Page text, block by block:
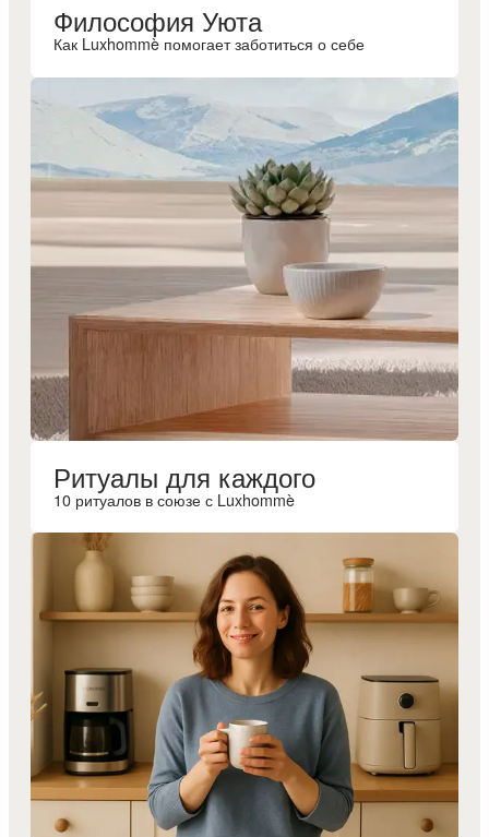
Философия Уюта
Как Luxhommè помогает заботиться о себе
Ритуалы для каждого
10 ритуалов в союзе с Luxhommè